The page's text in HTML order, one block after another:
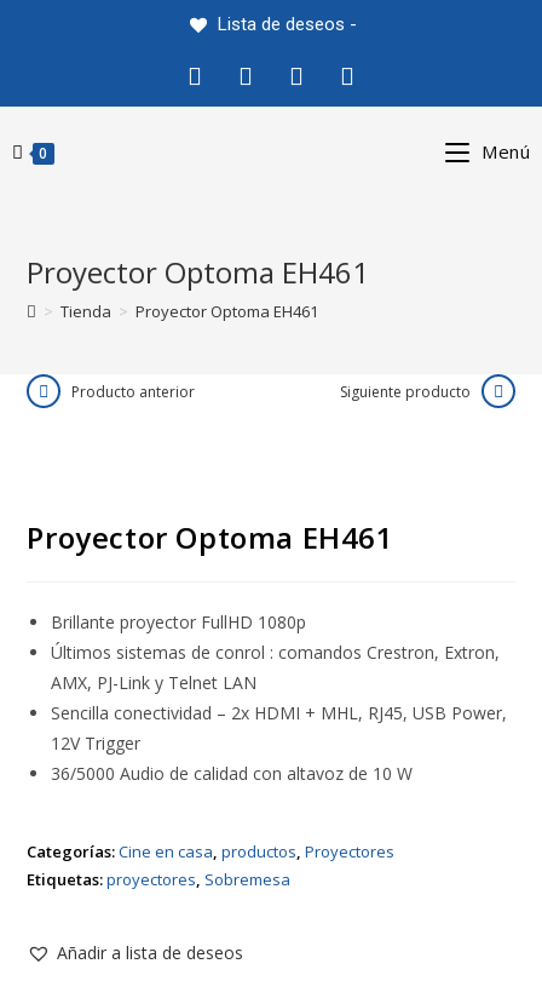
Lista de deseos -
0 Menú
Proyector Optoma EH461
> Tienda > Proyector Optoma EH461
Producto anterior Siguiente producto
Proyector Optoma EH461
Brillante proyector FullHD 1080p
Últimos sistemas de conrol : comandos Crestron, Extron,
AMX, PJ-Link y Telnet LAN
Sencilla conectividad – 2x HDMI + MHL, RJ45, USB Power,
12V Trigger
36/5000 Audio de calidad con altavoz de 10 W
Categorías:Cine en casa,productos,Proyectores
Etiquetas:proyectores, Sobremesa
Añadir a lista de deseos